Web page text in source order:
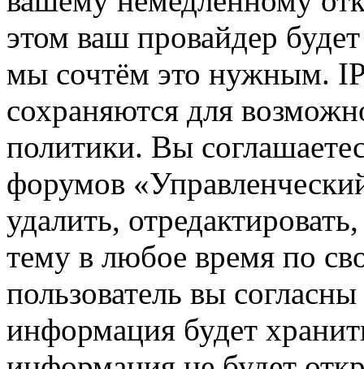
этом ваш провайдер
мы сочтём это нужным.
сохраняются для
политики. Вы
форумов
удалить,
тему в любое время по
пользователь вы
информация будет